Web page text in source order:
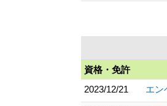
資格・免許
2023/12/21
エン